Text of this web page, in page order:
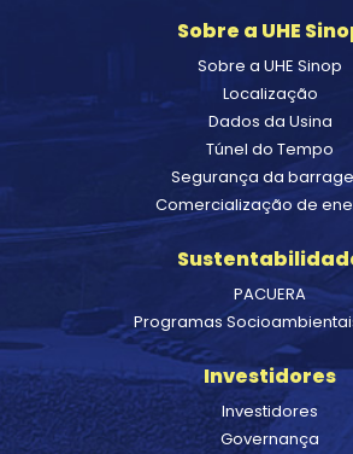
Sobre a UHE
Sobre a UHE Sinop
Localização
Dados da Usina
Túnel do Tempo
Segurança da
Comercialização de
PACUERA
Programas
Investidores
Investidores
Governança